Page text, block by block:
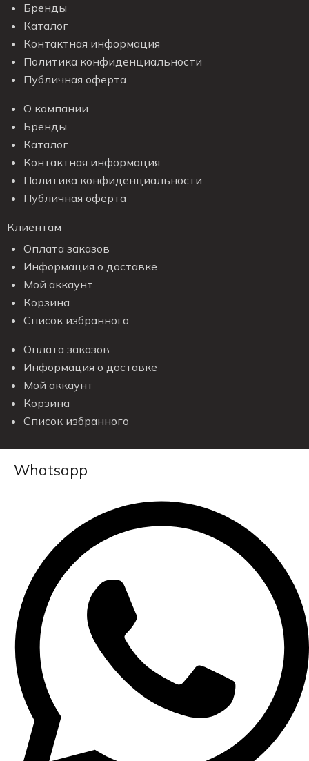
Бренды
Каталог
Контактная информация
Политика конфиденциальности
Публичная оферта
О компании
Бренды
Каталог
Контактная информация
Политика конфиденциальности
Публичная оферта
Клиентам
Оплата заказов
Информация о доставке
Мой аккаунт
Корзина
Список избранного
Оплата заказов
Информация о доставке
Мой аккаунт
Корзина
Список избранного
Whatsapp